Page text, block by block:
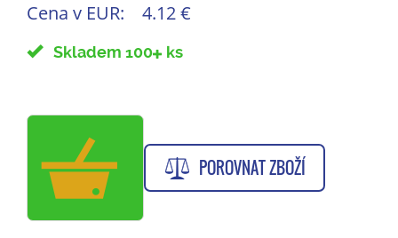
Cena v EUR: 4.12 €
Skladem 100 ks
POROVNAT ZBOŽÍ